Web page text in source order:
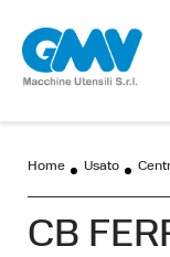
Home Usato
CB